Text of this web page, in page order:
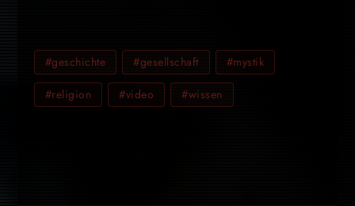
#geschichte #gesellschaft #mystik
#religion #video #wissen